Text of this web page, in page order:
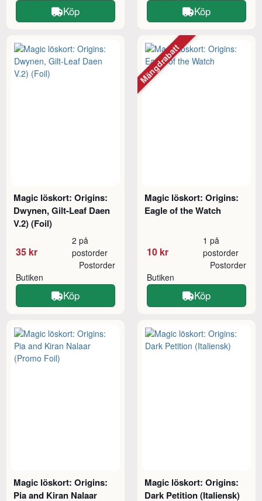
Köp Köp
Magic löskort: Origins:
Dwynen, Gilt-Leaf Daen
V.2) (Foil)
35 kr
2 på
postorder
Butiken
Postorder
Köp
Magic löskort: Origins:
Eagle of the Watch
10 kr
1 på
postorder
Butiken
Postorder
Köp
Mängdrabatt
Magic löskort: Origins:
Pia and Kiran Nalaar
Magic löskort: Origins:
Dark Petition (Italiensk)